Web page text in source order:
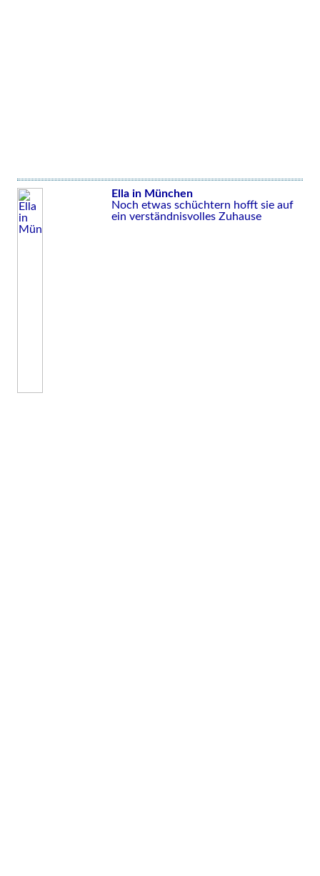
Ella in München
Noch etwas schüchtern hofft sie auf
ein verständnisvolles Zuhause